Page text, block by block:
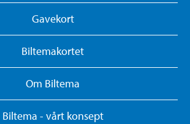
Gavekort
Biltemakortet
Om Biltema
Biltema - vårt konsept